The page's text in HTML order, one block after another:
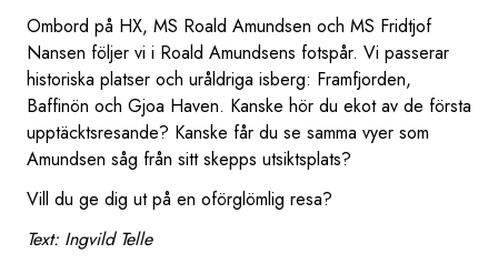
Ombord på HX, MS Roald Amundsen och MS Fridtjof
Nansen följer vi i Roald Amundsens fotspår. Vi passerar
historiska platser och uråldriga isberg: Framfjorden,
Baffinön och Gjoa Haven. Kanske hör du ekot av de första
upptäcktsresande? Kanske får du se samma vyer som
Amundsen såg från sitt skepps utsiktsplats?
Vill du ge dig ut på en oförglömlig resa?
Text: Ingvild Telle